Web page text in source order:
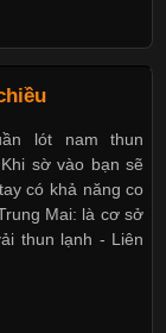
Hướng Trong
trang phục quen
Không chỉ đa
nhiều form dáng
trang và nhu
4 chiều
lót nam thun
sờ vào bạn sẽ
có khả năng co
Mai: là cơ sở
thun lạnh - Liên